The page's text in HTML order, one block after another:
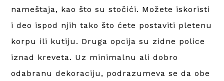
nameštaja, kao što su stočići. Možete iskoristi
i deo ispod njih tako što ćete postaviti pletenu
korpu ili kutiju. Druga opcija su zidne police
iznad kreveta. Uz minimalnu ali dobro
odabranu dekoraciju, podrazumeva se da obe